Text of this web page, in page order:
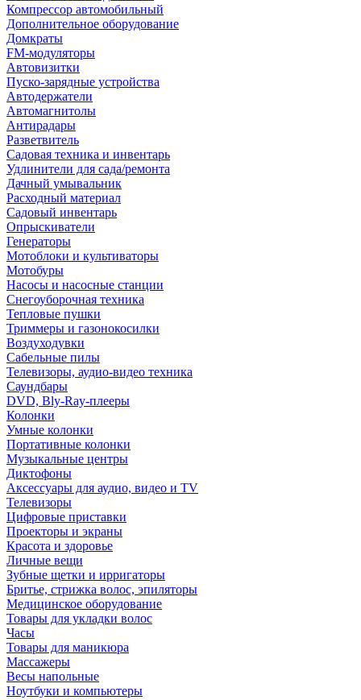
Компрессор автомобильный
Дополнительное оборудование
Домкраты
FM-модуляторы
Автовизитки
Пуско-зарядные устройства
Автодержатели
Автомагнитолы
Антирадары
Разветвитель
Садовая техника и инвентарь
Удлинители для сада/ремонта
Дачный умывальник
Расходный материал
Садовый инвентарь
Опрыскиватели
Генераторы
Мотоблоки и культиваторы
Мотобуры
Насосы и насосные станции
Снегоуборочная техника
Тепловые пушки
Триммеры и газонокосилки
Воздуходувки
Сабельные пилы
Телевизоры, аудио-видео техника
Саундбары
DVD, Bly-Ray-плееры
Колонки
Умные колонки
Портативные колонки
Музыкальные центры
Диктофоны
Аксессуары для аудио, видео и TV
Телевизоры
Цифровые приставки
Проекторы и экраны
Красота и здоровье
Личные вещи
Зубные щетки и ирригаторы
Бритье, стрижка волос, эпиляторы
Медицинское оборудование
Товары для укладки волос
Часы
Товары для маникюра
Массажеры
Весы напольные
Ноутбуки и компьютеры